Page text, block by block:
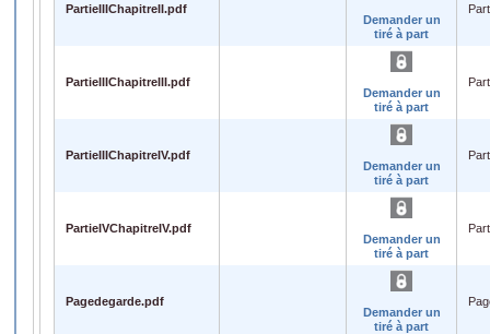
PartieIIIChapitreII.pdf
Demander un
tiré à part
PartieIIIChapitreIII.pdf
Demander un
tiré à part
PartieIIIChapitreIV.pdf
Demander un
tiré à part
PartieIVChapitreIV.pdf
Demander un
tiré à part
Pagedegarde.pdf
Demander un
tiré à part